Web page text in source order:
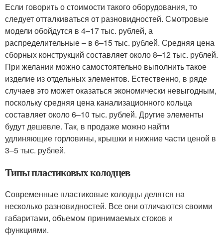
Если говорить о стоимости такого оборудования, то
следует отталкиваться от разновидностей. Смотровые
модели обойдутся в 4–17 тыс. рублей, а
распределительные – в 6–15 тыс. рублей. Средняя цена
сборных конструкций составляет около 8–12 тыс. рублей.
При желании можно самостоятельно выполнить такое
изделие из отдельных элементов. Естественно, в ряде
случаев это может оказаться экономически невыгодным,
поскольку средняя цена канализационного кольца
составляет около 6–10 тыс. рублей. Другие элементы
будут дешевле. Так, в продаже можно найти
удлиняющие горловины, крышки и нижние части ценой в
3–5 тыс. рублей.
Типы пластиковых колодцев
Современные пластиковые колодцы делятся на
несколько разновидностей. Все они отличаются своими
габаритами, объемом принимаемых стоков и
функциями.